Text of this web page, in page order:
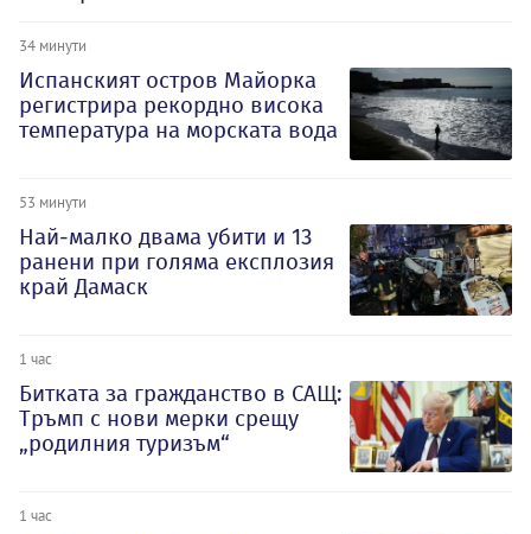
34 минути
Испанският остров Майорка
регистрира рекордно висока
температура на морската вода
53 минути
Най-малко двама убити и 13
ранени при голяма експлозия
край Дамаск
1 час
Битката за гражданство в САЩ:
Тръмп с нови мерки срещу
„родилния туризъм“
1 час